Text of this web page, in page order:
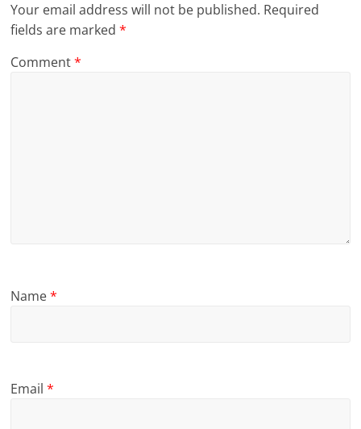
Your email address will not be published. Required
fields are marked*
Comment*
Name*
Email*